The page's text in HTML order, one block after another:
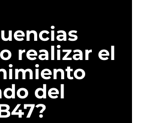
realizar el
del